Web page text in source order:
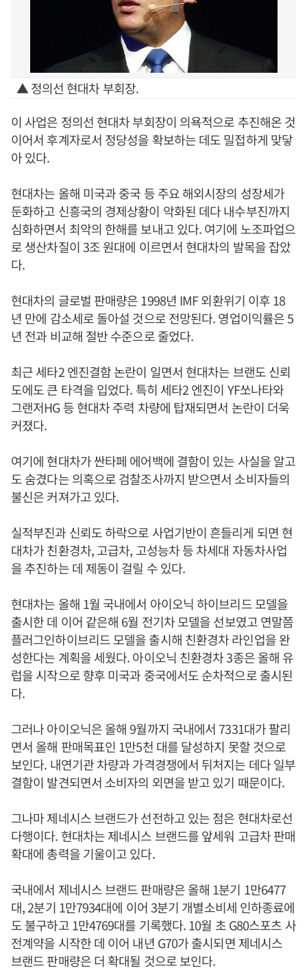
▲ 정의선 현대차 부회장.
이 사업은 정의선 현대차 부회장이 의욕적으로 추진해온 것
이어서 후계자로서 정당성을 확보하는 데도 밀접하게 맞닿
아 있다.
현대차는 올해 미국과 중국 등 주요 해외시장의 성장세가
둔화하고 신흥국의 경제상황이 악화된 데다 내수부진까지
심화하면서 최악의 한해를 보내고 있다. 여기에 노조파업으
로 생산차질이 3조 원대에 이르면서 현대차의 발목을 잡았
다.
현대차의 글로벌 판매량은 1998년 IMF 외환위기 이후 18
년 만에 감소세로 돌아설 것으로 전망된다. 영업이익률은 5
년 전과 비교해 절반 수준으로 줄었다.
최근 세타2 엔진결함 논란이 일면서 현대차는 브랜도 신뢰
도에도 큰 타격을 입었다. 특히 세타2 엔진이 YF쏘나타와
그랜저HG 등 현대차 주력 차량에 탑재되면서 논란이 더욱
커졌다.
여기에 현대차가 싼타페 에어백에 결함이 있는 사실을 알고
도 숨겼다는 의혹으로 검찰조사까지 받으면서 소비자들의
불신은 커져가고 있다.
실적부진과 신뢰도 하락으로 사업기반이 흔들리게 되면 현
대차가 친환경차, 고급차, 고성능차 등 차세대 자동차사업
을 추진하는 데 제동이 걸릴 수 있다.
현대차는 올해 1월 국내에서 아이오닉 하이브리드 모델을
출시한 데 이어 같은해 6월 전기차 모델을 선보였고 연말쯤
플러그인하이브리드 모델을 출시해 친환경차 라인업을 완
성한다는 계획을 세웠다. 아이오닉 친환경차 3종은 올해 유
럽을 시작으로 향후 미국과 중국에서도 순차적으로 출시된
다.
그러나 아이오닉은 올해 9월까지 국내에서 7331대가 팔리
면서 올해 판매목표인 1만5천 대를 달성하지 못할 것으로
보인다. 내연기관 차량과 가격경쟁에서 뒤처지는 데다 일부
결함이 발견되면서 소비자의 외면을 받고 있기 때문이다.
그나마 제네시스 브랜드가 선전하고 있는 점은 현대차로선
다행이다. 현대차는 제네시스 브랜드를 앞세워 고급차 판매
확대에 총력을 기울이고 있다.
국내에서 제네시스 브랜드 판매량은 올해 1분기 1만6477
대, 2분기 1만7934대에 이어 3분기 개별소비세 인하종료에
도 불구하고 1만4769대를 기록했다. 10월 초 G80스포츠 사
전계약을 시작한 데 이어 내년 G70가 출시되면 제네시스
브랜드 판매량은 더 확대될 것으로 보인다.